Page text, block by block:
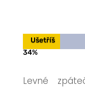
Ušetříš
34%
Levné